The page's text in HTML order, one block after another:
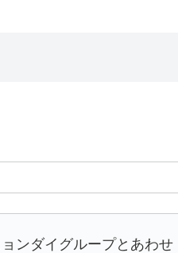
ンダイグループとあわせ